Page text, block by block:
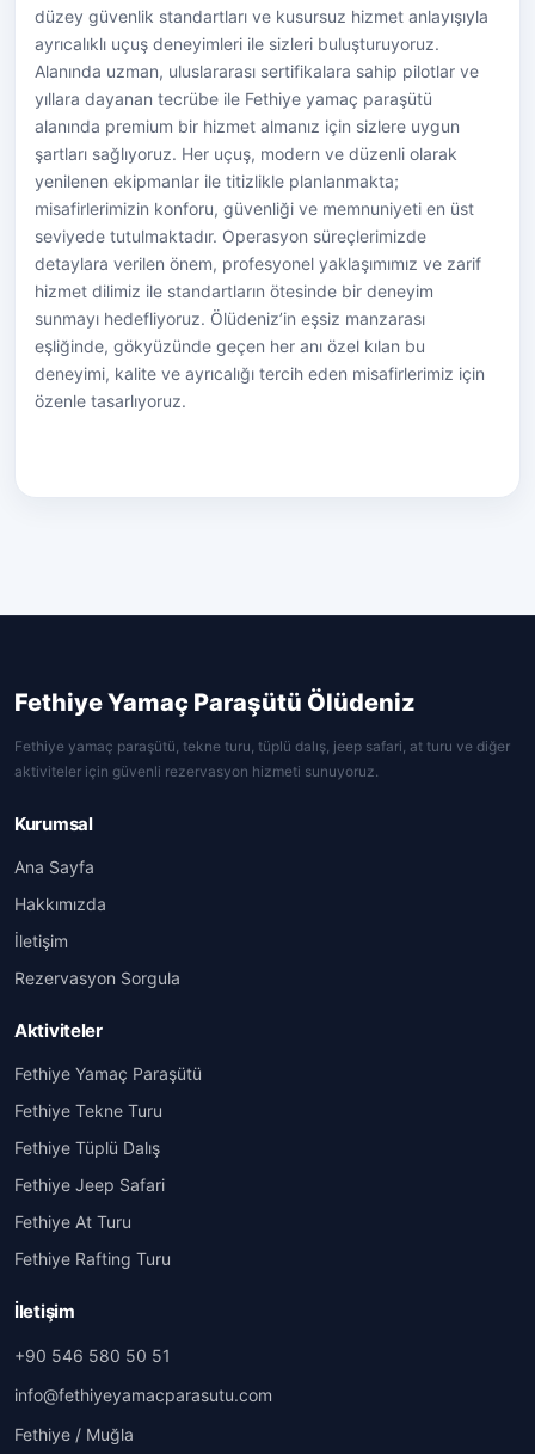
düzey güvenlik standartları ve kusursuz hizmet anlayışıyla
ayrıcalıklı uçuş deneyimleri ile sizleri buluşturuyoruz.
Alanında uzman, uluslararası sertifikalara sahip pilotlar ve
yıllara dayanan tecrübe ile Fethiye yamaç paraşütü
alanında premium bir hizmet almanız için sizlere uygun
şartları sağlıyoruz. Her uçuş, modern ve düzenli olarak
yenilenen ekipmanlar ile titizlikle planlanmakta;
misafirlerimizin konforu, güvenliği ve memnuniyeti en üst
seviyede tutulmaktadır. Operasyon süreçlerimizde
detaylara verilen önem, profesyonel yaklaşımımız ve zarif
hizmet dilimiz ile standartların ötesinde bir deneyim
sunmayı hedefliyoruz. Ölüdeniz’in eşsiz manzarası
eşliğinde, gökyüzünde geçen her anı özel kılan bu
deneyimi, kalite ve ayrıcalığı tercih eden misafirlerimiz için
özenle tasarlıyoruz.
Fethiye Yamaç Paraşütü Ölüdeniz
Fethiye yamaç paraşütü, tekne turu, tüplü dalış, jeep safari, at turu ve diğer
aktiviteler için güvenli rezervasyon hizmeti sunuyoruz.
Kurumsal
Ana Sayfa
Hakkımızda
İletişim
Rezervasyon Sorgula
Aktiviteler
Fethiye Yamaç Paraşütü
Fethiye Tekne Turu
Fethiye Tüplü Dalış
Fethiye Jeep Safari
Fethiye At Turu
Fethiye Rafting Turu
İletişim
+90 546 580 50 51
info@fethiyeyamacparasutu.com
Fethiye / Muğla